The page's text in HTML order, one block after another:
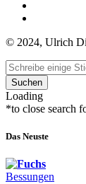
© 2024, Ulrich
Suchen
Loading
*to close search
Das Neuste
Bessungen